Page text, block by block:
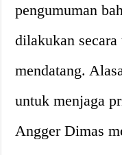
pengumuman
dilakukan
mendatang.
untuk menjaga
Angger Dimas